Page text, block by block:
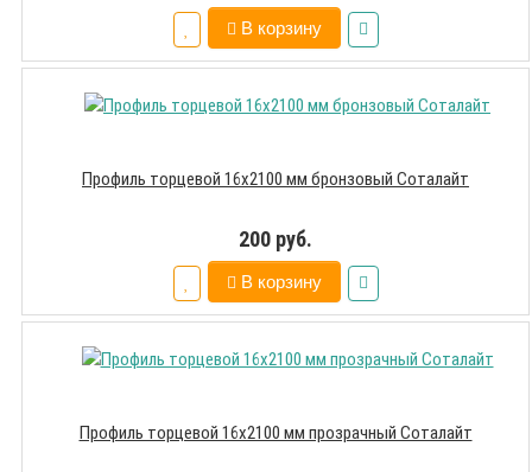
В корзину
Профиль торцевой 16х2100 мм бронзовый Соталайт
200 руб.
В корзину
Профиль торцевой 16х2100 мм прозрачный Соталайт